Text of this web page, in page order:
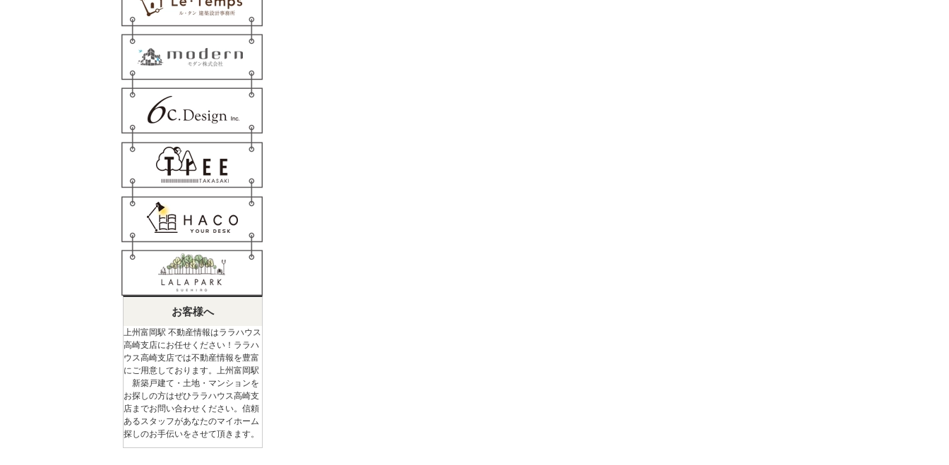
お客様へ
上州富岡駅 不動産情報はララハウス
高崎支店にお任せください！ララハ
ウス高崎支店では不動産情報を豊富
にご用意しております。上州富岡駅
新築戸建て・土地・マンションを
お探しの方はぜひララハウス高崎支
店までお問い合わせください。信頼
あるスタッフがあなたのマイホーム
探しのお手伝いをさせて頂きます。